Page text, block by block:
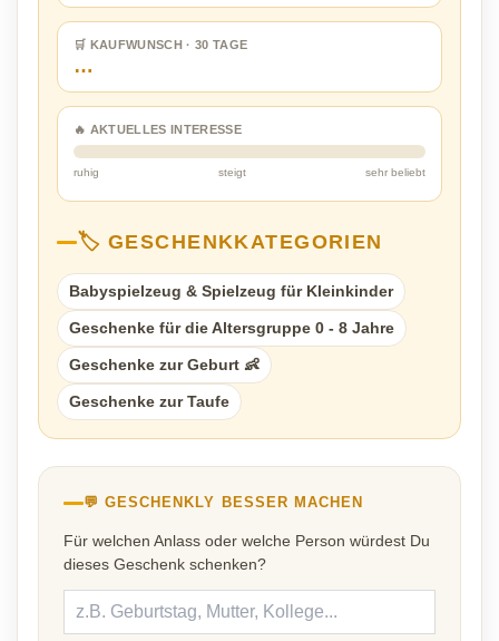
🛒 KAUFWUNSCH · 30 TAGE
…
🔥 AKTUELLES INTERESSE
ruhig steigt sehr beliebt
🏷️ GESCHENKKATEGORIEN
Babyspielzeug & Spielzeug für Kleinkinder
Geschenke für die Altersgruppe 0 - 8 Jahre
Geschenke zur Geburt 👶
Geschenke zur Taufe
💬 GESCHENKLY BESSER MACHEN
Für welchen Anlass oder welche Person würdest Du
dieses Geschenk schenken?